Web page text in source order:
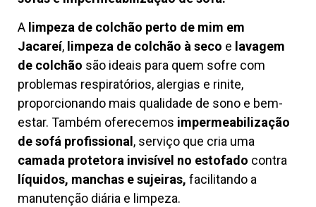
A limpeza de colchão perto de mim em
Jacareí, limpeza de colchão à seco e lavagem
de colchão são ideais para quem sofre com
problemas respiratórios, alergias e rinite,
proporcionando mais qualidade de sono e bem-
estar. Também oferecemos impermeabilização
de sofá profissional , serviço que cria uma
camada protetora invisível no estofado contra
líquidos, manchas e sujeiras, facilitando a
manutenção diária e limpeza.